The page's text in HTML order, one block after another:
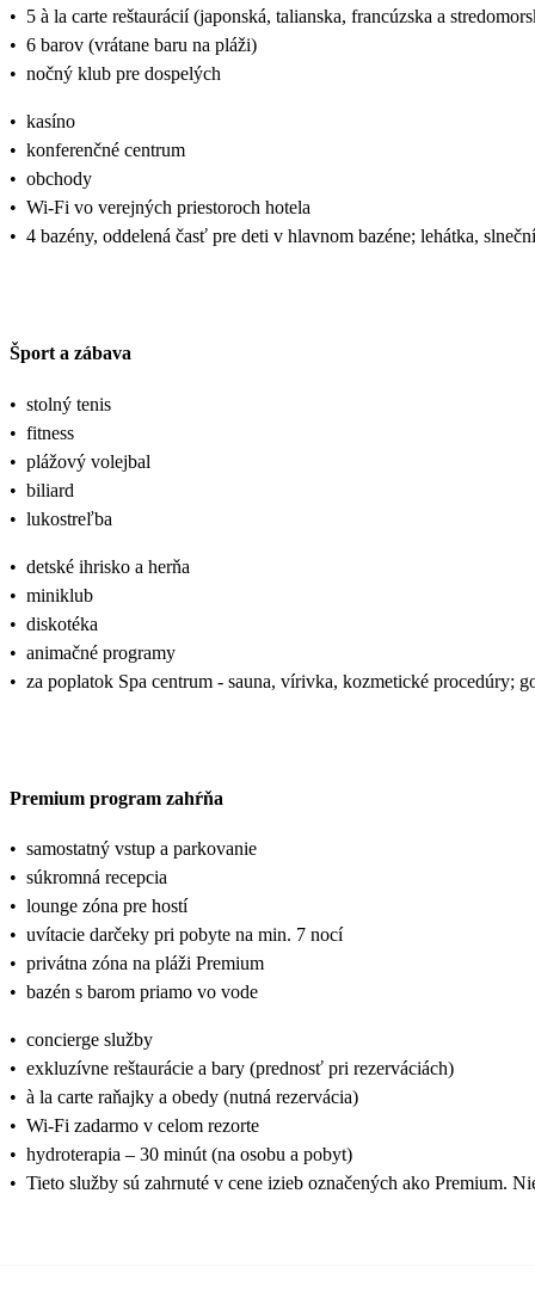
• 5 à la carte reštaurácií (japonská, talianska, francúzska a
• 6 barov (vrátane baru na pláži)
• nočný klub pre dospelých
• kasíno
• konferenčné centrum
• obchody
• Wi-Fi vo verejných priestoroch hotela
• 4 bazény, oddelená časť pre deti v hlavnom bazéne; lehátka,
Šport a zábava
• stolný tenis
• fitness
• plážový volejbal
• biliard
• lukostreľba
• detské ihrisko a herňa
• miniklub
• diskotéka
• animačné programy
• za poplatok Spa centrum - sauna, vírivka, kozmetické procedúry;
Premium program zahŕňa
• samostatný vstup a parkovanie
• súkromná recepcia
• lounge zóna pre hostí
• uvítacie darčeky pri pobyte na min. 7 nocí
• privátna zóna na pláži Premium
• bazén s barom priamo vo vode
• concierge služby
• exkluzívne reštaurácie a bary (prednosť pri rezerváciách)
• à la carte raňajky a obedy (nutná rezervácia)
• Wi-Fi zadarmo v celom rezorte
• hydroterapia – 30 minút (na osobu a pobyt)
• Tieto služby sú zahrnuté v cene izieb označených ako Premium.